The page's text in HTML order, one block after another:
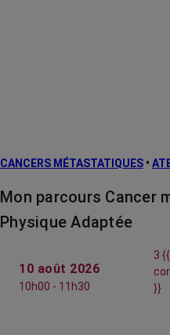
CANCERS MÉTASTATIQUES •
Mon parcours Cancer
Physique Adaptée
10 août 2026
10h00 - 11h30
3 {{
}}